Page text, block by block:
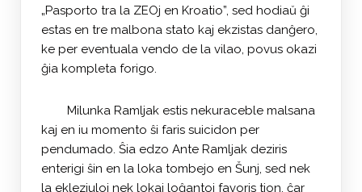
„Pasporto tra la ZEOj en Kroatio”, sed hodiaŭ ĝi
estas en tre malbona stato kaj ekzistas danĝero,
ke per eventuala vendo de la vilao, povus okazi
ĝia kompleta forigo.
Milunka Ramljak estis nekuraceble malsana
kaj en iu momento ŝi faris suicidon per
pendumado. Ŝia edzo Ante Ramljak deziris
enterigi ŝin en la loka tombejo en Šunj, sed nek
la ekleziuloj nek lokaj loĝantoj favoris tion, ĉar